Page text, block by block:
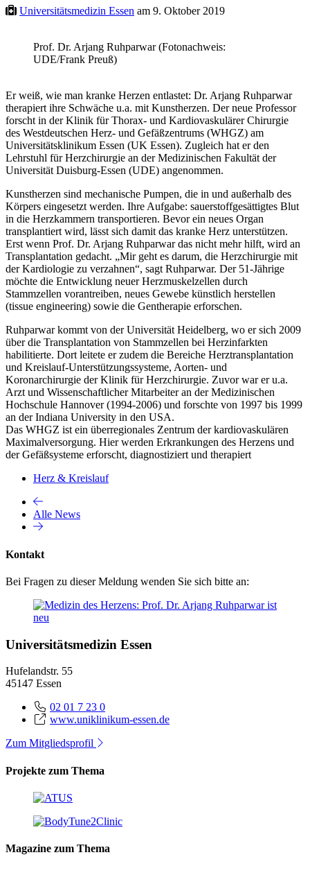
Universitätsmedizin Essen am 9. Oktober 2019
Prof. Dr. Arjang Ruhparwar (Fotonachweis:
UDE/Frank Preuß)
Er weiß, wie man kranke Herzen entlastet: Dr. Arjang Ruhparwar
therapiert ihre Schwäche u.a. mit Kunstherzen. Der neue Professor
forscht in der Klinik für Thorax- und Kardiovaskulärer Chirurgie
des Westdeutschen Herz- und Gefäßzentrums (WHGZ) am
Universitätsklinikum Essen (UK Essen). Zugleich hat er den
Lehrstuhl für Herzchirurgie an der Medizinischen Fakultät der
Universität Duisburg-Essen (UDE) angenommen.
Kunstherzen sind mechanische Pumpen, die in und außerhalb des
Körpers eingesetzt werden. Ihre Aufgabe: sauerstoffgesättigtes Blut
in die Herzkammern transportieren. Bevor ein neues Organ
transplantiert wird, lässt sich damit das kranke Herz unterstützen.
Erst wenn Prof. Dr. Arjang Ruhparwar das nicht mehr hilft, wird an
Transplantation gedacht. „Mir geht es darum, die Herzchirurgie mit
der Kardiologie zu verzahnen“, sagt Ruhparwar. Der 51-Jährige
möchte die Entwicklung neuer Herzmuskelzellen durch
Stammzellen vorantreiben, neues Gewebe künstlich herstellen
(tissue engineering) sowie die Gentherapie erforschen.
Ruhparwar kommt von der Universität Heidelberg, wo er sich 2009
über die Transplantation von Stammzellen bei Herzinfarkten
habilitierte. Dort leitete er zudem die Bereiche Herztransplantation
und Kreislauf-Unterstützungssysteme, Aorten- und
Koronarchirurgie der Klinik für Herzchirurgie. Zuvor war er u.a.
Arzt und Wissenschaftlicher Mitarbeiter an der Medizinischen
Hochschule Hannover (1994-2006) und forschte von 1997 bis 1999
an der Indiana University in den USA.
Das WHGZ ist ein überregionales Zentrum der kardiovaskulären
Maximalversorgung. Hier werden Erkrankungen des Herzens und
der Gefäßsysteme erforscht, diagnostiziert und therapiert
Herz & Kreislauf
Alle News
Kontakt
Bei Fragen zu dieser Meldung wenden Sie sich bitte an:
Universitätsmedizin Essen
Hufelandstr. 55
45147 Essen
02 01 7 23 0
www.uniklinikum-essen.de
Zum Mitgliedsprofil
Projekte zum Thema
Magazine zum Thema